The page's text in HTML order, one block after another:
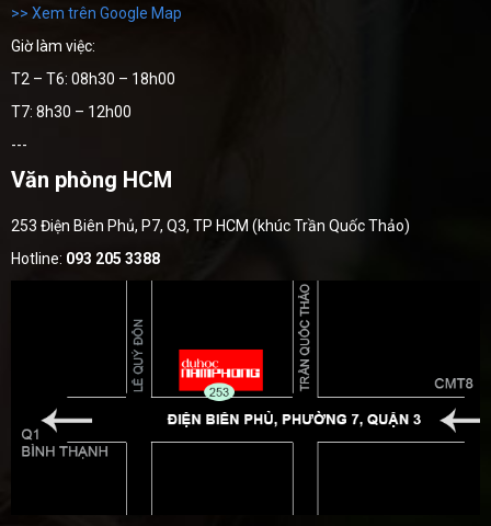
>> Xem trên Google Map
Giờ làm việc:
T2 – T6: 08h30 – 18h00
T7: 8h30 – 12h00
---
Văn phòng HCM
253 Điện Biên Phủ, P7, Q3, TP HCM (khúc Trần Quốc Thảo)
Hotline: 093 205 3388